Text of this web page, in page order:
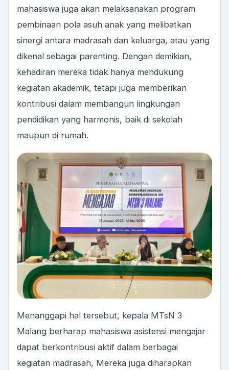
mahasiswa juga akan melaksanakan program
pembinaan pola asuh anak yang melibatkan
sinergi antara madrasah dan keluarga, atau yang
dikenal sebagai parenting. Dengan demikian,
kehadiran mereka tidak hanya mendukung
kegiatan akademik, tetapi juga memberikan
kontribusi dalam membangun lingkungan
pendidikan yang harmonis, baik di sekolah
maupun di rumah.
Menanggapi hal tersebut, kepala MTsN 3
Malang berharap mahasiswa asistensi mengajar
dapat berkontribusi aktif dalam berbagai
kegiatan madrasah, Mereka juga diharapkan